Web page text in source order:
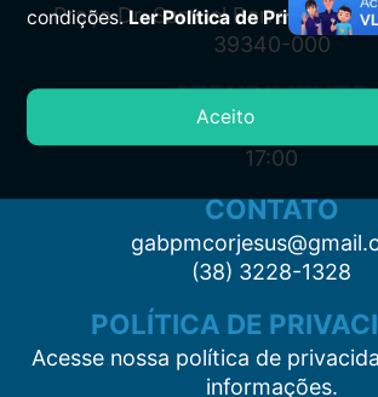
Praça Dr. Samuel Barreto, s/n,
39340-000
ATENDIMENTO
Segunda à Sexta: 7:00 às 11:00
17:00
CONTATO
(38) 3228-1328
POLÍTICA DE
Acesse nossa política de
informações.
condições.Ler Política de Privacidade.
Aceito